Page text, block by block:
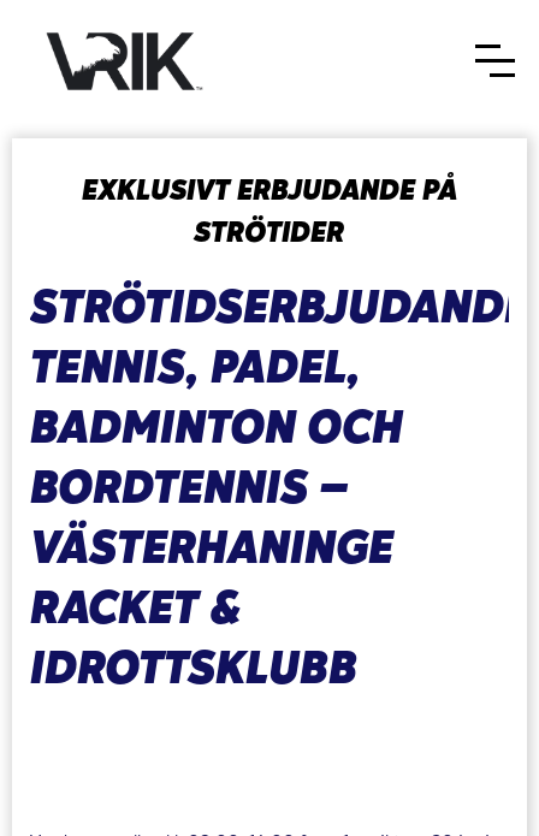
EXKLUSIVT ERBJUDANDE PÅ
STRÖTIDER
STRÖTIDSERBJUDANDE
TENNIS, PADEL,
BADMINTON OCH
BORDTENNIS –
VÄSTERHANINGE
RACKET &
IDROTTSKLUBB